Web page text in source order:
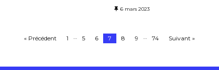
6 mars 2023
« Précédent 1 5 6 7 8 9 74 Suivant »